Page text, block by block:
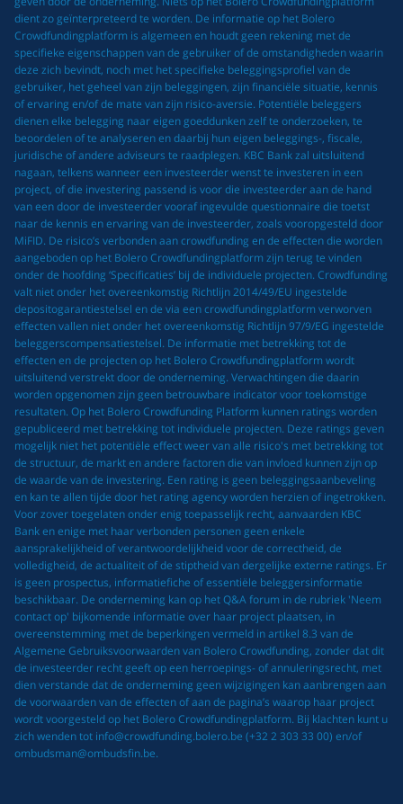
dient zo geïnterpreteerd te worden. De informatie op het Bolero
Crowdfundingplatform is algemeen en houdt geen rekening met de
specifieke eigenschappen van de gebruiker of de omstandigheden waarin
deze zich bevindt, noch met het specifieke beleggingsprofiel van de
gebruiker, het geheel van zijn beleggingen, zijn financiële situatie, kennis
of ervaring en/of de mate van zijn risico-aversie. Potentiële beleggers
dienen elke belegging naar eigen goeddunken zelf te onderzoeken, te
beoordelen of te analyseren en daarbij hun eigen beleggings-, fiscale,
juridische of andere adviseurs te raadplegen. KBC Bank zal uitsluitend
nagaan, telkens wanneer een investeerder wenst te investeren in een
project, of die investering passend is voor die investeerder aan de hand
van een door de investeerder vooraf ingevulde questionnaire die toetst
naar de kennis en ervaring van de investeerder, zoals vooropgesteld door
MiFID. De risico’s verbonden aan crowdfunding en de effecten die worden
aangeboden op het Bolero Crowdfundingplatform zijn terug te vinden
onder de hoofding ‘Specificaties’ bij de individuele projecten. Crowdfunding
valt niet onder het overeenkomstig Richtlijn 2014/49/EU ingestelde
depositogarantiestelsel en de via een crowdfundingplatform verworven
effecten vallen niet onder het overeenkomstig Richtlijn 97/9/EG ingestelde
beleggerscompensatiestelsel. De informatie met betrekking tot de
effecten en de projecten op het Bolero Crowdfundingplatform wordt
uitsluitend verstrekt door de onderneming. Verwachtingen die daarin
worden opgenomen zijn geen betrouwbare indicator voor toekomstige
resultaten. Op het Bolero Crowdfunding Platform kunnen ratings worden
gepubliceerd met betrekking tot individuele projecten. Deze ratings geven
mogelijk niet het potentiële effect weer van alle risico's met betrekking tot
de structuur, de markt en andere factoren die van invloed kunnen zijn op
de waarde van de investering. Een rating is geen beleggingsaanbeveling
en kan te allen tijde door het rating agency worden herzien of ingetrokken.
Voor zover toegelaten onder enig toepasselijk recht, aanvaarden KBC
Bank en enige met haar verbonden personen geen enkele
aansprakelijkheid of verantwoordelijkheid voor de correctheid, de
volledigheid, de actualiteit of de stiptheid van dergelijke externe ratings. Er
is geen prospectus, informatiefiche of essentiële beleggersinformatie
beschikbaar. De onderneming kan op het Q&A forum in de rubriek 'Neem
contact op' bijkomende informatie over haar project plaatsen, in
overeenstemming met de beperkingen vermeld in artikel 8.3 van de
Algemene Gebruiksvoorwaarden van Bolero Crowdfunding, zonder dat dit
de investeerder recht geeft op een herroepings- of annuleringsrecht, met
dien verstande dat de onderneming geen wijzigingen kan aanbrengen aan
de voorwaarden van de effecten of aan de pagina’s waarop haar project
wordt voorgesteld op het Bolero Crowdfundingplatform. Bij klachten kunt u
zich wenden tot info@crowdfunding.bolero.be (+32 2 303 33 00) en/of
ombudsman@ombudsfin.be.